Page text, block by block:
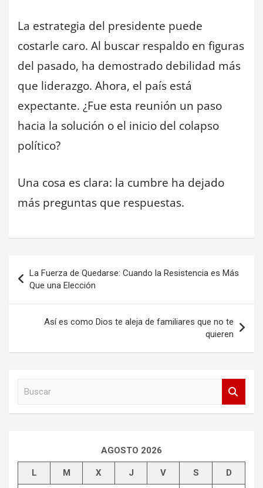
La estrategia del presidente puede
costarle caro. Al buscar respaldo en figuras
del pasado, ha demostrado debilidad más
que liderazgo. Ahora, el país está
expectante. ¿Fue esta reunión un paso
hacia la solución o el inicio del colapso
político?
Una cosa es clara: la cumbre ha dejado
más preguntas que respuestas.
Navegación
de
entradas
La Fuerza de Quedarse: Cuando la Resistencia es Más
Que una Elección
Así es como Dios te aleja de familiares que no te
quieren
AGOSTO 2026
L M X J V S D